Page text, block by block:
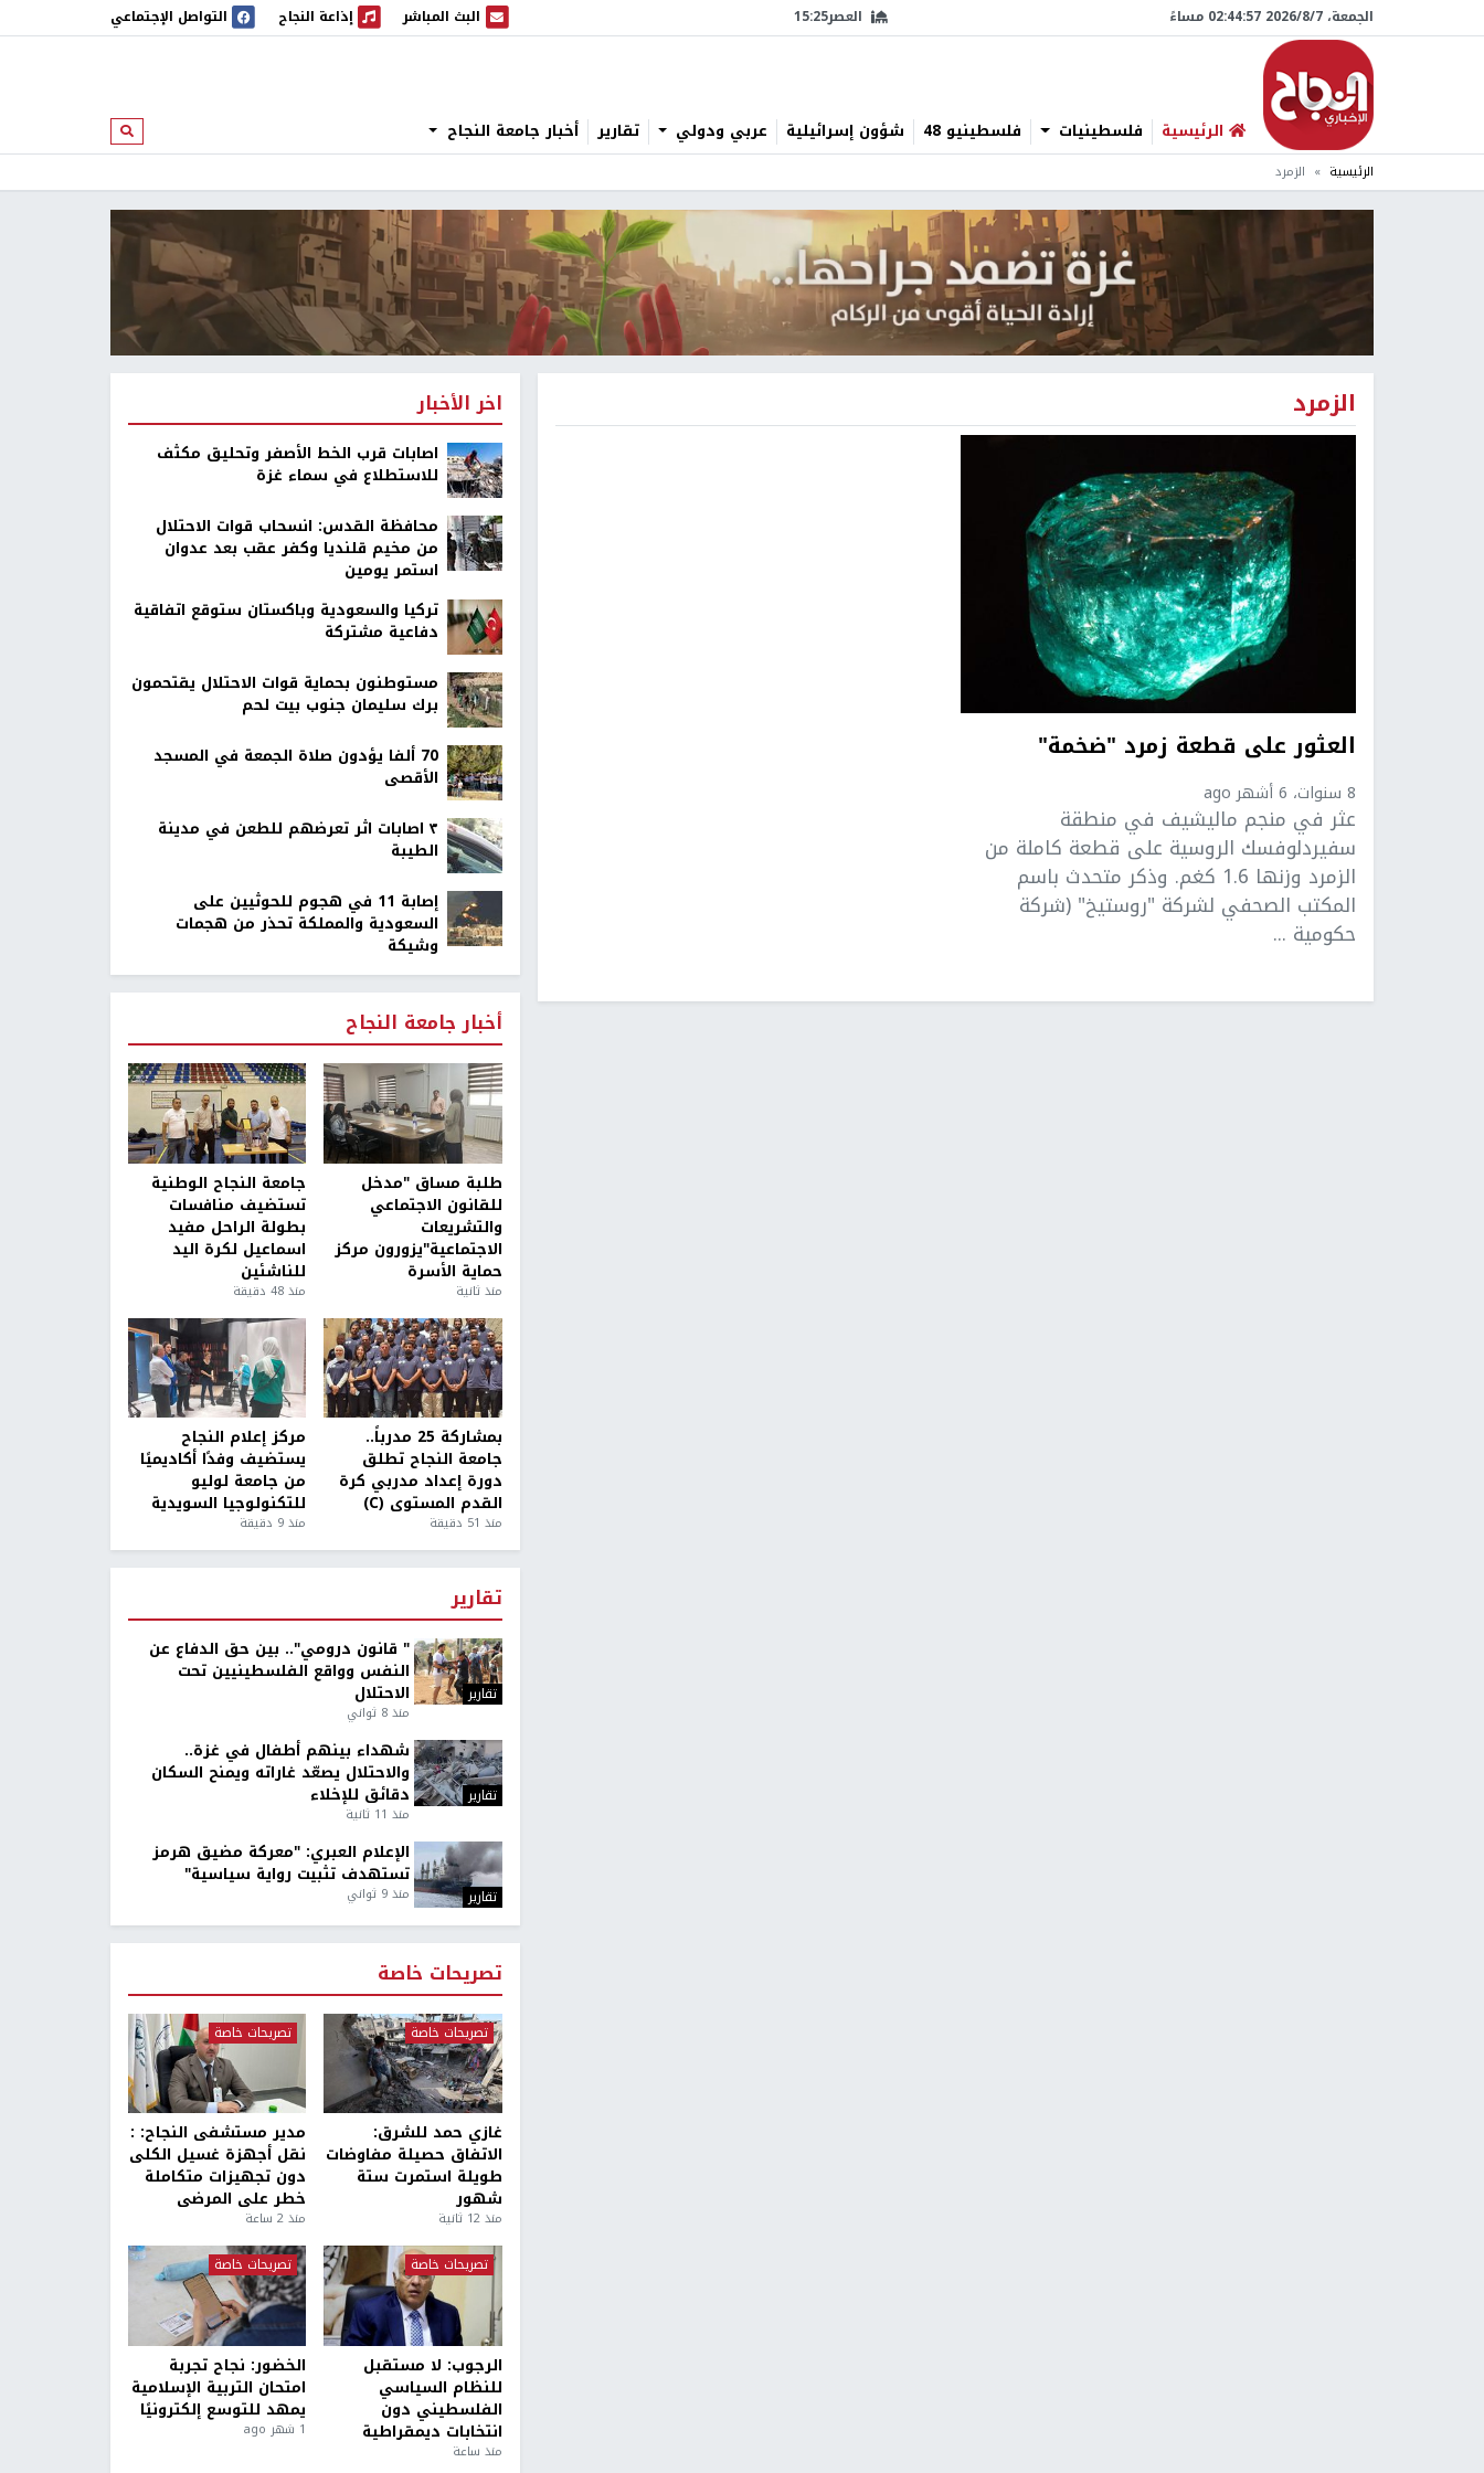
الجمعة، 7/‏8/‏2026 02:44:57 مساءً العصر15:25 البث المباشر
البث المباشر إذاعة النجاح
إذاعة النجاح التواصل الإجتماعي
الرئيسية فلسطينيات فلسطينيو 48 شؤون إسرائيلية عربي ودولي تقارير أخبار جامعة النجاح ابحث
الرئيسية الزمرد
الزمرد
العثور على قطعة زمرد "ضخمة"
8 سنوات، 6 أشهر ago
عثر في منجم ماليشيف في منطقة
سفيردلوفسك الروسية على قطعة كاملة من
الزمرد وزنها 1.6 كغم. وذكر متحدث باسم
المكتب الصحفي لشركة "روستيخ" (شركة
حكومية ...
اخر الأخبار
اصابات قرب الخط الأصفر وتحليق مكثف
للاستطلاع في سماء غزة
محافظة القدس: انسحاب قوات الاحتلال
من مخيم قلنديا وكفر عقب بعد عدوان
استمر يومين
تركيا والسعودية وباكستان ستوقع اتفاقية
دفاعية مشتركة
مستوطنون بحماية قوات الاحتلال يقتحمون
برك سليمان جنوب بيت لحم
70 ألفا يؤدون صلاة الجمعة في المسجد
الأقصى
٣ اصابات اثر تعرضهم للطعن في مدينة
الطيبة
إصابة 11 في هجوم للحوثيين على
السعودية والمملكة تحذر من هجمات
وشيكة
أخبار جامعة النجاح
طلبة مساق "مدخل
للقانون الاجتماعي
والتشريعات
الاجتماعية"يزورون مركز
حماية الأسرة
منذ ثانية
جامعة النجاح الوطنية
تستضيف منافسات
بطولة الراحل مفيد
اسماعيل لكرة اليد
للناشئين
منذ 48 دقيقة
بمشاركة 25 مدرباً..
جامعة النجاح تطلق
دورة إعداد مدربي كرة
القدم المستوى (C)
منذ 51 دقيقة
مركز إعلام النجاح
يستضيف وفدًا أكاديميًا
من جامعة لوليو
للتكنولوجيا السويدية
منذ 9 دقيقة
تقارير
تقارير
" قانون درومي".. بين حق الدفاع عن
النفس وواقع الفلسطينيين تحت
الاحتلال
منذ 8 ثواني
تقارير
شهداء بينهم أطفال في غزة..
والاحتلال يصعّد غاراته ويمنح السكان
دقائق للإخلاء
منذ 11 ثانية
تقارير
الإعلام العبري: "معركة مضيق هرمز
تستهدف تثبيت رواية سياسية"
منذ 9 ثواني
تصريحات خاصة
تصريحات خاصة
غازي حمد للشرق:
الاتفاق حصيلة مفاوضات
طويلة استمرت ستة
شهور
منذ 12 ثانية
تصريحات خاصة
مدير مستشفى النجاح: :
نقل أجهزة غسيل الكلى
دون تجهيزات متكاملة
خطر على المرضى
منذ 2 ساعة
تصريحات خاصة
الرجوب: لا مستقبل
للنظام السياسي
الفلسطيني دون
انتخابات ديمقراطية
منذ ساعة
تصريحات خاصة
الخضور: نجاح تجربة
امتحان التربية الإسلامية
يمهد للتوسع إلكترونيًا
1 شهر ago